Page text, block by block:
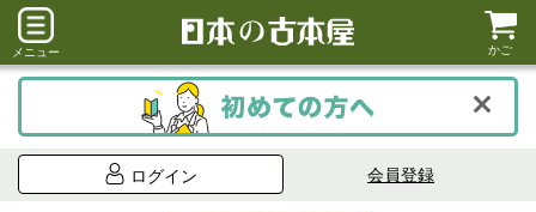
メニュー かご
ログイン 会員登録